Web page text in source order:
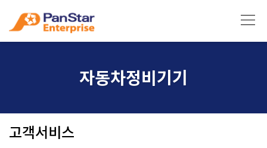
자동차정비기기
고객서비스